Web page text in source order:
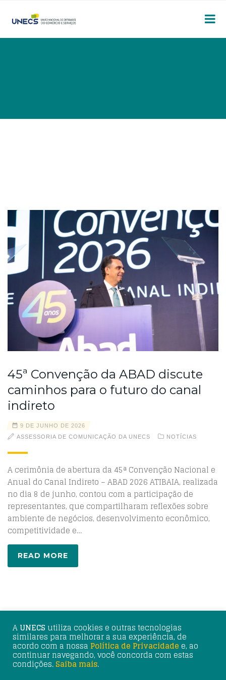
45ª Convenção da ABAD discute
caminhos para o futuro do canal
indireto
9 DE JUNHO DE 2026
ASSESSORIA DE COMUNICAÇÃO DA UNECS
NOTÍCIAS
A cerimônia de abertura da 45ª Convenção Nacional e
Anual do Canal Indireto – ABAD 2026 ATIBAIA, realizada
no dia 8 de junho, contou com a participação de
representantes, que compartilharam reflexões sobre
ambiente de negócios, desenvolvimento econômico,
competitividade e…
READ MORE
© 2025 UNECS - União Nacional de Entidades do Comércio
AUNECS utiliza cookies e outras tecnologias
similares para melhorar a sua experiência, de
acordo com a nossa Política de Privacidadee, ao
continuar navegando, você concorda com estas
condições.Saiba mais.